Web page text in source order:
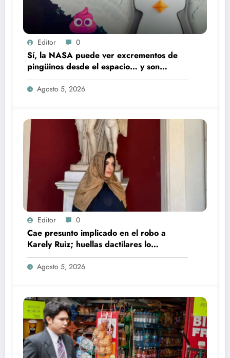
Editor 0
Sí, la NASA puede ver excrementos de
pingüinos desde el espacio… y son
rosados
Agosto 5, 2026
Editor 0
Cae presunto implicado en el robo a
Karely Ruiz; huellas dactilares lo
delataron
Agosto 5, 2026